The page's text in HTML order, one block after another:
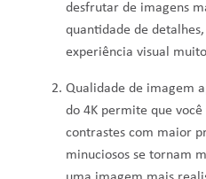
desfrutar de imagens
quantidade de
experiência visual
Qualidade de imagem
do 4K permite que
contrastes com maior
minuciosos se tornam